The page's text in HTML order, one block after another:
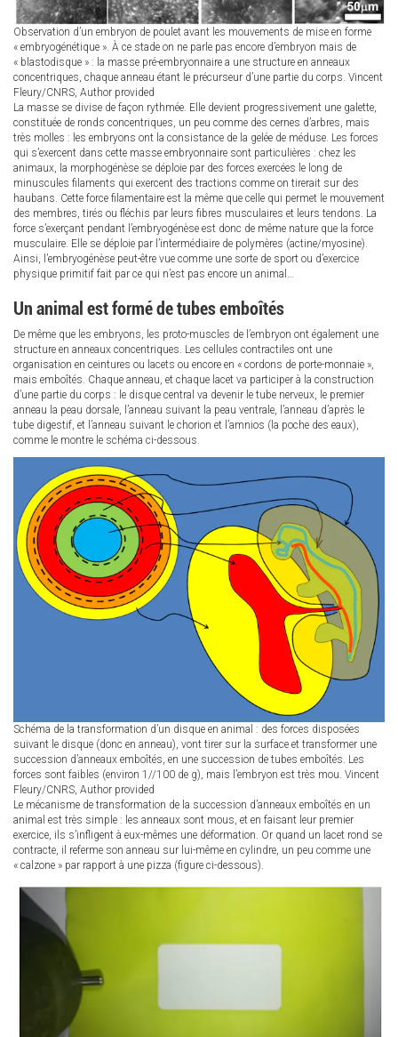
Observation d’un embryon de poulet avant les mouvements de mise en forme
« embryogénétique ». À ce stade on ne parle pas encore d’embryon mais de
« blastodisque » : la masse pré-embryonnaire a une structure en anneaux
concentriques, chaque anneau étant le précurseur d’une partie du corps. Vincent
Fleury/CNRS, Author provided
La masse se divise de façon rythmée. Elle devient progressivement une galette,
constituée de ronds concentriques, un peu comme des cernes d’arbres, mais
très molles : les embryons ont la consistance de la gelée de méduse. Les forces
qui s’exercent dans cette masse embryonnaire sont particulières : chez les
animaux, la morphogénèse se déploie par des forces exercées le long de
minuscules filaments qui exercent des tractions comme on tirerait sur des
haubans. Cette force filamentaire est la même que celle qui permet le mouvement
des membres, tirés ou fléchis par leurs fibres musculaires et leurs tendons. La
force s’exerçant pendant l’embryogénèse est donc de même nature que la force
musculaire. Elle se déploie par l’intermédiaire de polymères (actine/myosine).
Ainsi, l’embryogénèse peut-être vue comme une sorte de sport ou d’exercice
physique primitif fait par ce qui n’est pas encore un animal…
Un animal est formé de tubes emboîtés
De même que les embryons, les proto-muscles de l’embryon ont également une
structure en anneaux concentriques. Les cellules contractiles ont une
organisation en ceintures ou lacets ou encore en « cordons de porte-monnaie »,
mais emboîtés. Chaque anneau, et chaque lacet va participer à la construction
d’une partie du corps : le disque central va devenir le tube nerveux, le premier
anneau la peau dorsale, l’anneau suivant la peau ventrale, l’anneau d’après le
tube digestif, et l’anneau suivant le chorion et l’amnios (la poche des eaux),
comme le montre le schéma ci-dessous.
Schéma de la transformation d’un disque en animal : des forces disposées
suivant le disque (donc en anneau), vont tirer sur la surface et transformer une
succession d’anneaux emboîtés, en une succession de tubes emboîtés. Les
forces sont faibles (environ 1//100 de g), mais l’embryon est très mou. Vincent
Fleury/CNRS Author provided
Le mécanisme de transformation de la succession d’anneaux emboîtés en un
animal est très simple : les anneaux sont mous, et en faisant leur premier
exercice, ils s’infligent à eux-mêmes une déformation. Or quand un lacet rond se
contracte, il referme son anneau sur lui-même en cylindre, un peu comme une
« calzone » par rapport à une pizza (figure ci-dessous).